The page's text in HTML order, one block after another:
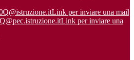
Link per inviare una mail
Link per inviare una